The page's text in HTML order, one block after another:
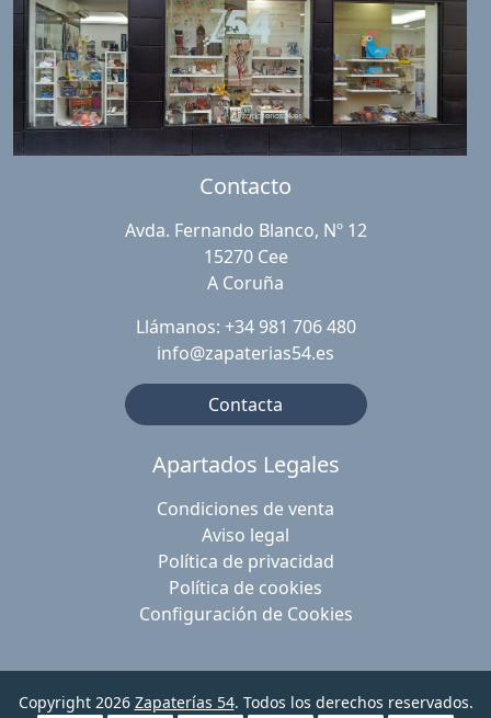
Contacto
Avda. Fernando Blanco, Nº 12
15270 Cee
A Coruña
Llámanos: +34 981 706 480
info@zapaterias54.es
Contacta
Apartados Legales
Condiciones de venta
Aviso legal
Política de privacidad
Política de cookies
Configuración de Cookies
Copyright 2026 Zapaterías 54. Todos los derechos reservados.